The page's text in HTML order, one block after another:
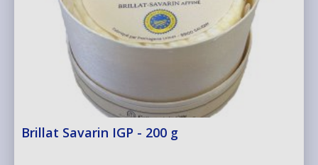
Brillat Savarin IGP - 200 g